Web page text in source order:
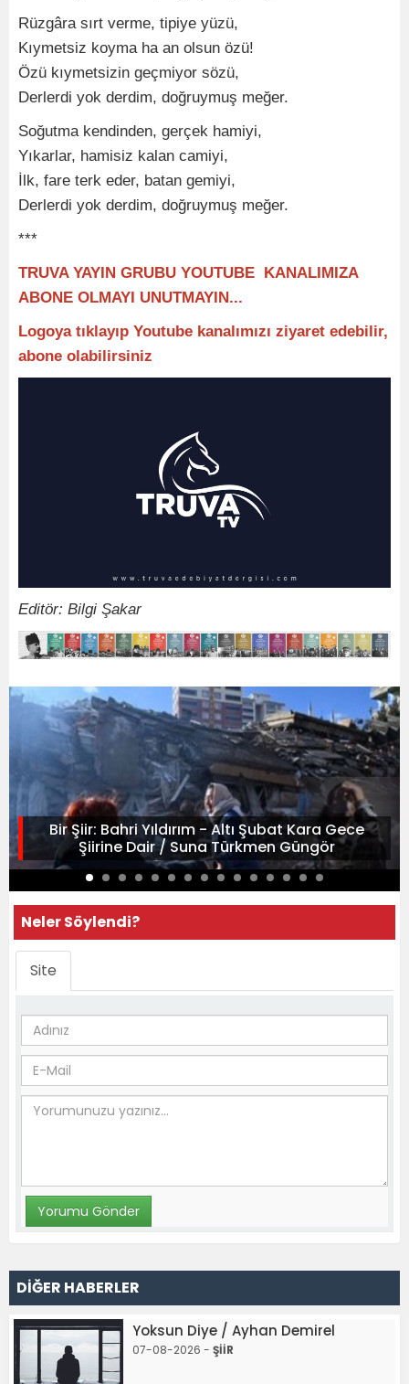
Rüzgâra sırt verme, tipiye yüzü,
Kıymetsiz koyma ha an olsun özü!
Özü kıymetsizin geçmiyor sözü,
Derlerdi yok derdim, doğruymuş meğer.
Soğutma kendinden, gerçek hamiyi,
Yıkarlar, hamisiz kalan camiyi,
İlk, fare terk eder, batan gemiyi,
Derlerdi yok derdim, doğruymuş meğer.
***
TRUVA YAYIN GRUBU YOUTUBE KANALIMIZA
ABONE OLMAYI UNUTMAYIN...
Logoya tıklayıp Youtube kanalımızı ziyaret edebilir,
abone olabilirsiniz
Editör: Bilgi Şakar
Bir Şiir: Bahri Yıldırım - Altı Şubat Kara Gece
Şiirine Dair / Suna Türkmen Güngör
Neler Söylendi?
Site
DİĞER HABERLER
Yoksun Diye / Ayhan Demirel
07-08-2026 - ŞİİR